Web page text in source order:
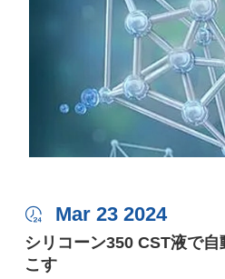
 Mar 23 2024
シリコーン350 CST液で
こす